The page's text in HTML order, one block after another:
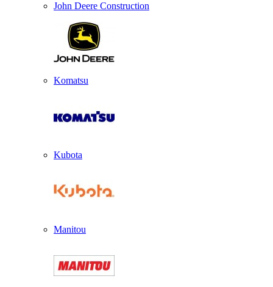
John Deere Construction
Komatsu
Kubota
Manitou